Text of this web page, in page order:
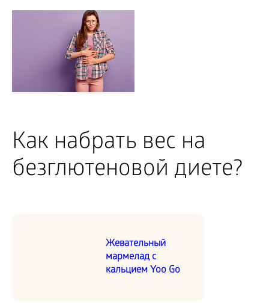
Как набрать вес на
безглютеновой диете?
Жевательный
мармелад с
кальцием Yoo Go